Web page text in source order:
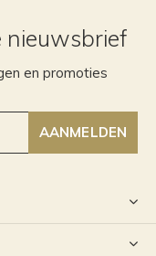
nieuwsbrief
en promoties
AANMELDEN